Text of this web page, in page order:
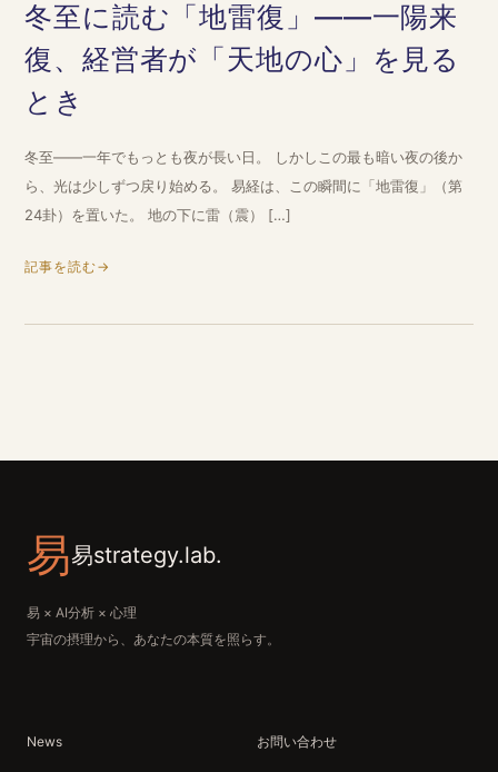
冬至に読む「地雷復」——一陽来
復、経営者が「天地の心」を見る
とき
冬至——一年でもっとも夜が長い日。 しかしこの最も暗い夜の後か
ら、光は少しずつ戻り始める。 易経は、この瞬間に「地雷復」（第
24卦）を置いた。 地の下に雷（震） […]
記事を読む→
易易strategy.lab.
易 × AI分析 × 心理
宇宙の摂理から、あなたの本質を照らす。
News お問い合わせ